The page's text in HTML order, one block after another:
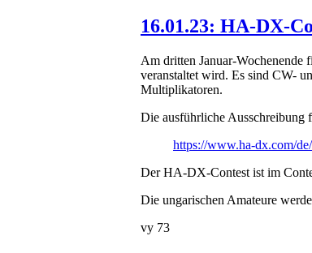
16.01.23: HA-DX-
Am dritten Januar-
veranstaltet wird. Es sind CW-
Multiplikatoren.
Die ausführliche Ausschreibung
https://www.ha-dx.com/
Der HA-DX-Contest ist im
Die ungarischen Amateure
vy 73